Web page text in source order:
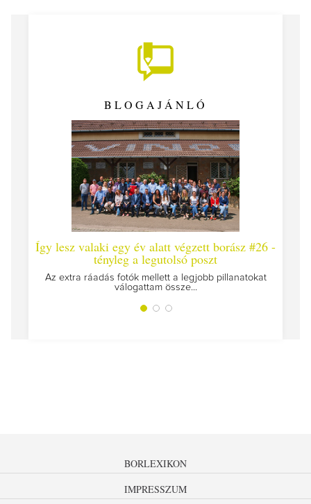
BLOGAJÁNLÓ
Így lesz valaki egy év alatt végzett borász #26 -
tényleg a legutolsó poszt
Az extra ráadás fotók mellett a legjobb pillanatokat
válogattam össze...
BORLEXIKON
IMPRESSZUM